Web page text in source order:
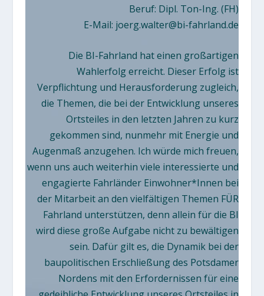
Beruf: Dipl. Ton-Ing. (FH)
E-Mail: joerg.walter@bi-fahrland.de
Die BI-Fahrland hat einen großartigen
Wahlerfolg erreicht. Dieser Erfolg ist
Verpflichtung und Herausforderung zugleich,
die Themen, die bei der Entwicklung unseres
Ortsteiles in den letzten Jahren zu kurz
gekommen sind, nunmehr mit Energie und
Augenmaß anzugehen. Ich würde mich freuen,
wenn uns auch weiterhin viele interessierte und
engagierte Fahrländer Einwohner*Innen bei
der Mitarbeit an den vielfältigen Themen FÜR
Fahrland unterstützen, denn allein für die BI
wird diese große Aufgabe nicht zu bewältigen
sein. Dafür gilt es, die Dynamik bei der
baupolitischen Erschließung des Potsdamer
Nordens mit den Erfordernissen für eine